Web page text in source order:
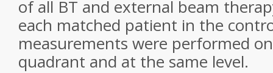
of all BT and external beam
each matched patient in the
measurements were performed
quadrant and at the same level.